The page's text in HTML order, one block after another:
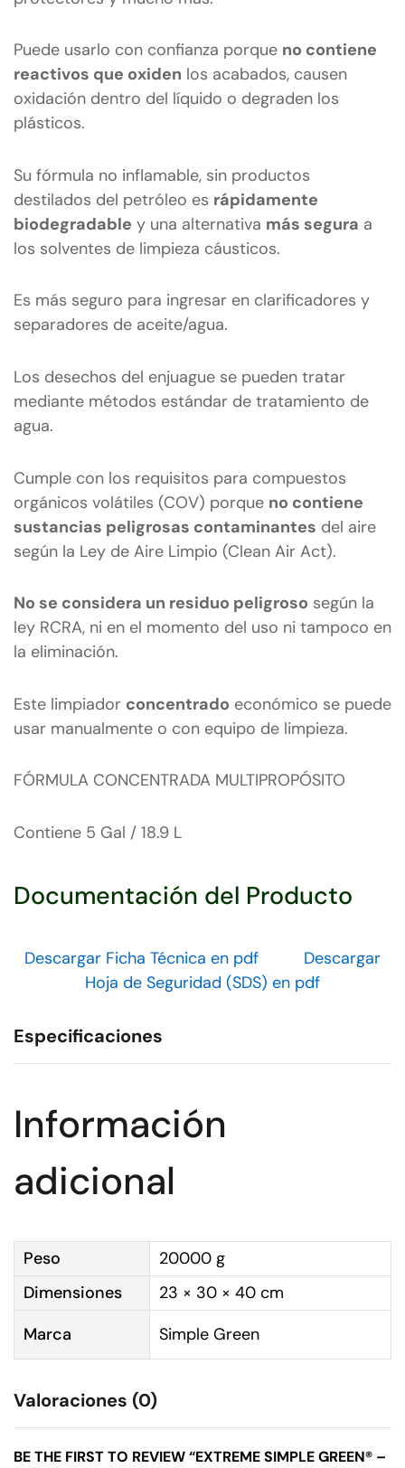
Puede usarlo con confianza porque no contiene
reactivos que oxiden los acabados, causen
oxidación dentro del líquido o degraden los
plásticos.
Su fórmula no inflamable, sin productos
destilados del petróleo es rápidamente
biodegradable y una alternativa más segura a
los solventes de limpieza cáusticos.
Es más seguro para ingresar en clarificadores y
separadores de aceite/agua.
Los desechos del enjuague se pueden tratar
mediante métodos estándar de tratamiento de
agua.
Cumple con los requisitos para compuestos
orgánicos volátiles (COV) porque no contiene
sustancias peligrosas contaminantes del aire
según la Ley de Aire Limpio (Clean Air Act).
No se considera un residuo peligroso según la
ley RCRA, ni en el momento del uso ni tampoco en
la eliminación.
Este limpiador concentrado económico se puede
usar manualmente o con equipo de limpieza.
FÓRMULA CONCENTRADA MULTIPROPÓSITO
Contiene 5 Gal / 18.9 L
Documentación del Producto
Descargar Ficha Técnica en pdf
Descargar
Hoja de Seguridad (SDS) en pdf
Especificaciones
Información
adicional
Peso
20000 g
Dimensiones
23 × 30 × 40 cm
Marca
Simple Green
Valoraciones (0)
BE THE FIRST TO REVIEW “EXTREME SIMPLE GREEN® –